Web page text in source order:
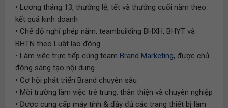
• Lương tháng 13, thưởng lễ, tết và thưởng cuối năm theo
kết quả kinh doanh
• Chế độ nghỉ phép năm, teambuilding BHXH, BHYT và
BHTN theo Luật lao động
• Làm việc trực tiếp cùng team Brand Marketing, được chủ
động sáng tạo nội dung
• Cơ hội phát triển Brand chuyên sâu
• Môi trường làm việc trẻ trung. thân thiện và chuyên nghiệp
• Được cung cấp máy tính & đầy đủ các trang thiết bị làm